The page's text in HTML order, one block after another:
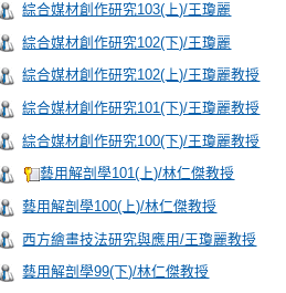
綜合媒材創作研究103(上)/王瓊麗
綜合媒材創作研究102(下)/王瓊麗
綜合媒材創作研究102(上)/王瓊麗教授
綜合媒材創作研究101(下)/王瓊麗教授
綜合媒材創作研究100(下)/王瓊麗教授
藝用解剖學101(上)/林仁傑教授
藝用解剖學100(上)/林仁傑教授
西方繪畫技法研究與應用/王瓊麗教授
藝用解剖學99(下)/林仁傑教授